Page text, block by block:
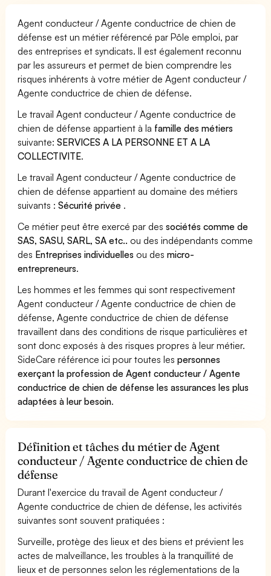
Agent conducteur / Agente conductrice de chien de
défense est un métier référencé par Pôle emploi, par
des entreprises et syndicats. Il est également reconnu
par les assureurs et permet de bien comprendre les
risques inhérents à votre métier de Agent conducteur /
Agente conductrice de chien de défense.
Le travail Agent conducteur / Agente conductrice de
chien de défense appartient à la famille des métiers
suivante:SERVICES A LA PERSONNE ET A LA
COLLECTIVITE.
Le travail Agent conducteur / Agente conductrice de
chien de défense appartient au domaine des métiers
suivants :Sécurité privée .
Ce métier peut être exercé par dessociétés comme de
SAS, SASU, SARL, SA etc.. ou des indépendants comme
des Entreprises individuelles ou desmicro-
entrepreneurs.
Les hommes et les femmes qui sont respectivement
Agent conducteur / Agente conductrice de chien de
défense, Agente conductrice de chien de défense
travaillent dans des conditions de risque particulières et
sont donc exposés à des risques propres à leur métier.
SideCare référence ici pour toutes lespersonnes
exerçant la profession de Agent conducteur / Agente
conductrice de chien de défense les assurances les plus
adaptées à leur besoin.
Définition et tâches du métier de Agent
conducteur / Agente conductrice de chien de
défense
Durant l'exercice du travail de Agent conducteur /
Agente conductrice de chien de défense, les activités
suivantes sont souvent pratiquées :
Surveille, protège des lieux et des biens et prévient les
actes de malveillance, les troubles à la tranquillité de
lieux et de personnes selon les réglementations de la